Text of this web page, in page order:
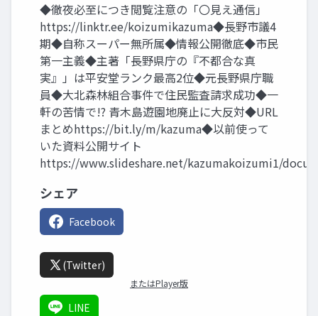
◆徹夜必至につき閲覧注意の「〇見え通信」
https://linktr.ee/koizumikazuma◆長野市議4
期◆自称スーパー無所属◆情報公開徹底◆市民
第一主義◆主著「長野県庁の『不都合な真
実』」は平安堂ランク最高2位◆元長野県庁職
員◆大北森林組合事件で住民監査請求成功◆一
軒の苦情で!? 青木島遊園地廃止に大反対◆URL
まとめhttps://bit.ly/m/kazuma◆以前使って
いた資料公開サイト
https://www.slideshare.net/kazumakoizumi1/
シェア
Facebook
(Twitter)
またはPlayer版
LINE